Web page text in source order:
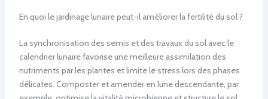
En quoi le jardinage lunaire peut-il améliorer la fertilité du sol ?
La synchronisation des semis et des travaux du sol avec le
calendrier lunaire favorise une meilleure assimilation des
nutriments par les plantes et limite le stress lors des phases
délicates. Composter et amender en lune descendante, par